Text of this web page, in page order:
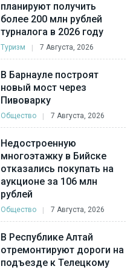
планируют получить
более 200 млн рублей
турналога в 2026 году
Туризм 7 Августа, 2026
В Барнауле построят
новый мост через
Пивоварку
Общество 7 Августа, 2026
Недостроенную
многоэтажку в Бийске
отказались покупать на
аукционе за 106 млн
рублей
Общество 7 Августа, 2026
В Республике Алтай
отремонтируют дороги на
подъезде к Телецкому